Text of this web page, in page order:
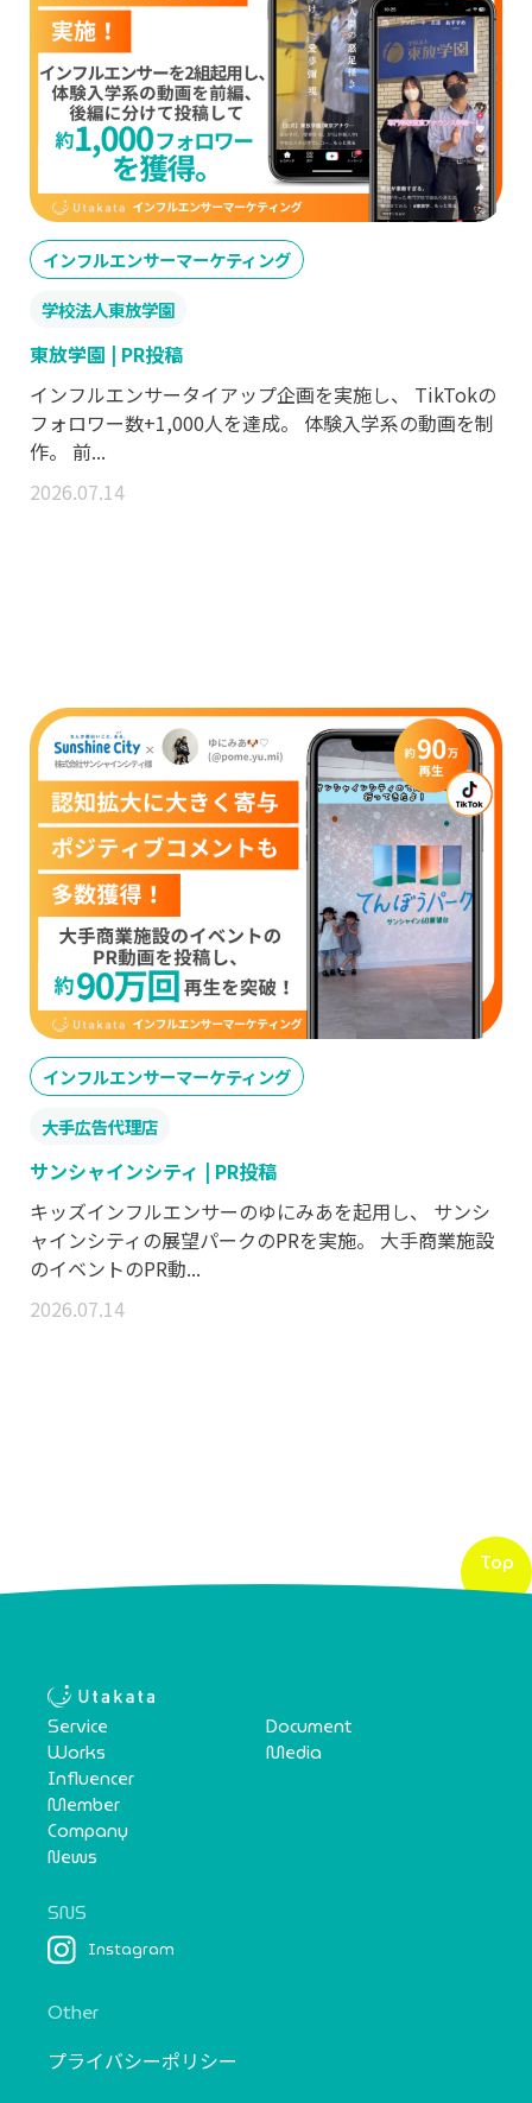
インフルエンサーマーケティング
学校法人東放学園
東放学園 | PR投稿
インフルエンサータイアップ企画を実施し、 TikTokの
フォロワー数+1,000人を達成。 体験入学系の動画を制
作。 前...
2026.07.14
インフルエンサーマーケティング
大手広告代理店
サンシャインシティ | PR投稿
キッズインフルエンサーのゆにみあを起用し、 サンシ
ャインシティの展望パークのPRを実施。 大手商業施設
のイベントのPR動...
2026.07.14
Top
Service
Works
Influencer
Member
Company
News
Document
Media
SNS
Instagram
Other
プライバシーポリシー